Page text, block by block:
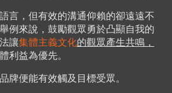
言，但有效的溝通仰賴的卻遠遠不
例來說，鼓勵觀眾勇於凸顯自我的
讓集體主義文化的觀眾產生共鳴，
利益為優先。
牌便能有效觸及目標受眾。